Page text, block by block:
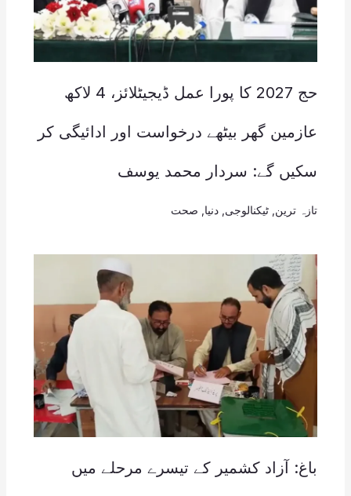
حج 2027 کا پورا عمل ڈیجیٹلائز، 4 لاکھ
عازمین گھر بیٹھے درخواست اور ادائیگی کر
سکیں گے: سردار محمد یوسف
تازہ ترین ٹیکنالوجی دنیا صحت
باغ: آزاد کشمیر کے تیسرے مرحلے میں